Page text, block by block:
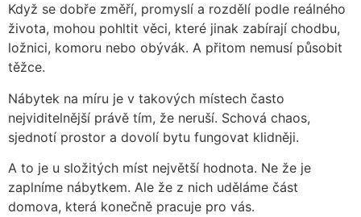
Když se dobře změří, promyslí a rozdělí podle reálného
života, mohou pohltit věci, které jinak zabírají chodbu,
ložnici, komoru nebo obývák. A přitom nemusí působit
těžce.
Nábytek na míru je v takových místech často
nejviditelnější právě tím, že neruší. Schová chaos,
sjednotí prostor a dovolí bytu fungovat klidněji.
A to je u složitých míst největší hodnota. Ne že je
zaplníme nábytkem. Ale že z nich uděláme část
domova, která konečně pracuje pro vás.